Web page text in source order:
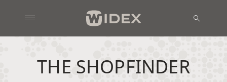
THE SHOPFINDER